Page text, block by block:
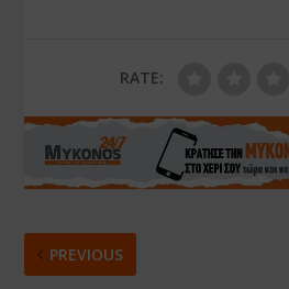
RATE:
PREVIOUS